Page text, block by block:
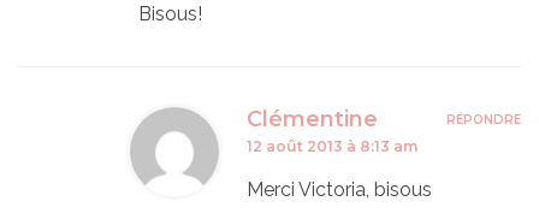
Bisous!
Clémentine
12 août 2013 à 8:13 am
Merci Victoria, bisous
RÉPONDRE